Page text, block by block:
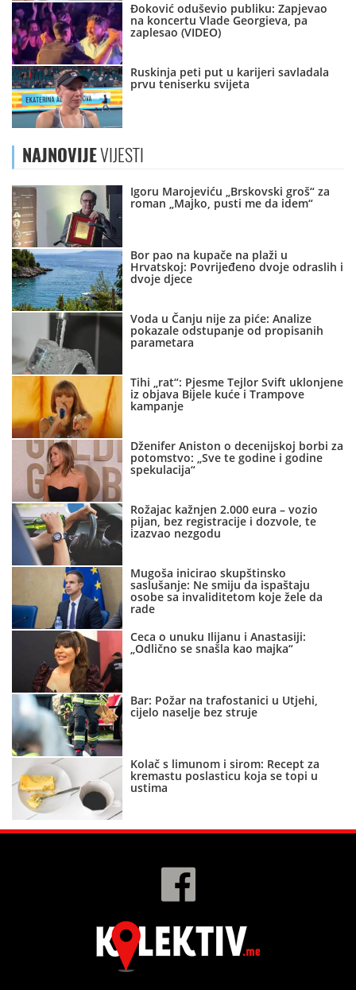
Đoković oduševio publiku: Zapjevao
na koncertu Vlade Georgieva, pa
zaplesao (VIDEO)
Ruskinja peti put u karijeri savladala
prvu teniserku svijeta
NAJNOVIJEVIJESTI
Igoru Marojeviću „Brskovski groš“ za
roman „Majko, pusti me da idem“
Bor pao na kupače na plaži u
Hrvatskoj: Povrijeđeno dvoje odraslih i
dvoje djece
Voda u Čanju nije za piće: Analize
pokazale odstupanje od propisanih
parametara
Tihi „rat“: Pjesme Tejlor Svift uklonjene
iz objava Bijele kuće i Trampove
kampanje
Dženifer Aniston o decenijskoj borbi za
potomstvo: „Sve te godine i godine
spekulacija“
Rožajac kažnjen 2.000 eura – vozio
pijan, bez registracije i dozvole, te
izazvao nezgodu
Mugoša inicirao skupštinsko
saslušanje: Ne smiju da ispaštaju
osobe sa invaliditetom koje žele da
rade
Ceca o unuku Ilijanu i Anastasiji:
„Odlično se snašla kao majka“
Bar: Požar na trafostanici u Utjehi,
cijelo naselje bez struje
Kolač s limunom i sirom: Recept za
kremastu poslasticu koja se topi u
ustima